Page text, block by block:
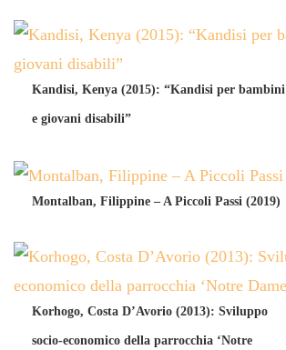
Kandisi, Kenya (2015): “Kandisi per bambini
e giovani disabili”
Montalban, Filippine – A Piccoli Passi (2019)
Korhogo, Costa D’Avorio (2013): Sviluppo
socio-economico della parrocchia ‘Notre